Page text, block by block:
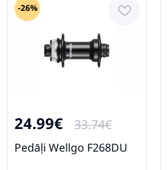
-26%
24.99€ 33.74€
Pedāļi Wellgo F268DU